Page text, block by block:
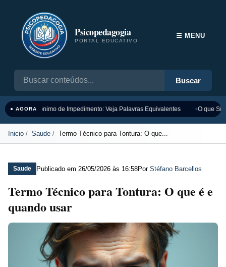
Psicopedagogia
PORTAL EDUCATIVO
Buscar
☰ MENU
● AGORASinônimo de Impedimento: Veja Palavras Equivalentes O que
Inicio Saude Termo Técnico para Tontura: O que...
Saude Publicado em 26/05/2026 às 16:58Por Stéfano Barcellos
Termo Técnico para Tontura: O que é e
quando usar